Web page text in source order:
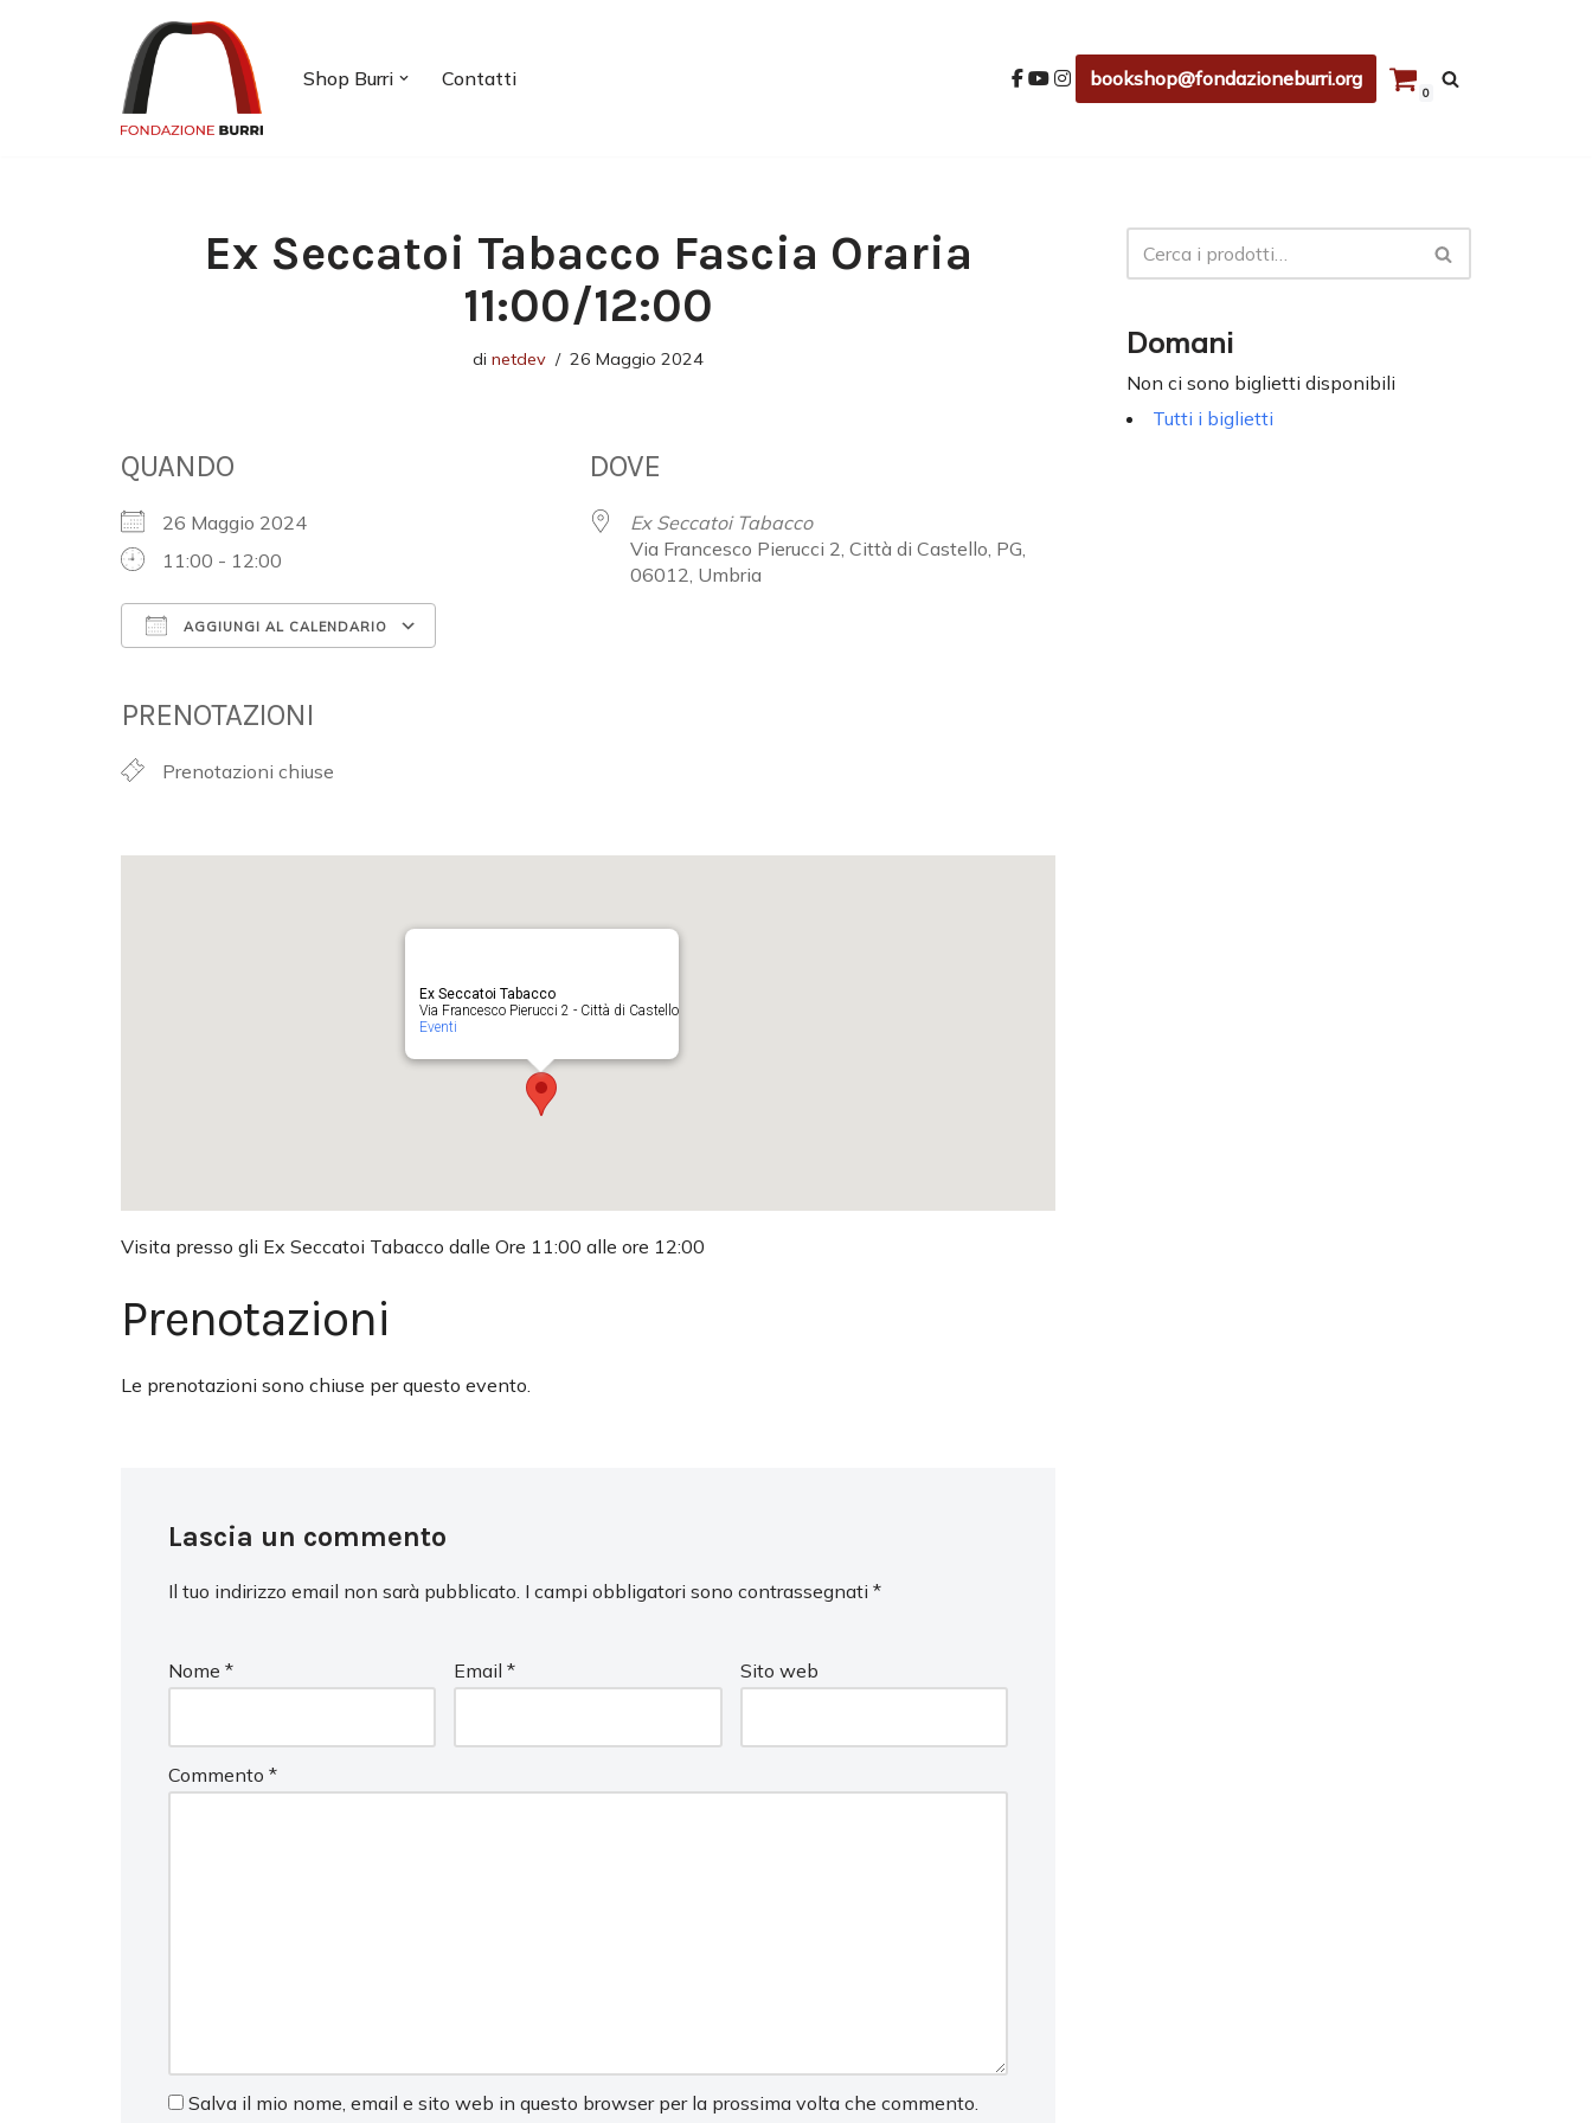
Shop Burri Contatti bookshop@fondazioneburri.org
0
Ex Seccatoi Tabacco Fascia Oraria
11:00/12:00
di netdev 26 Maggio 2024
QUANDO
26 Maggio 2024
11:00 - 12:00
AGGIUNGI AL CALENDARIO
PRENOTAZIONI
Prenotazioni chiuse
DOVE
Ex Seccatoi Tabacco
Via Francesco Pierucci 2, Città di Castello, PG,
06012, Umbria
Ex Seccatoi Tabacco
Via Francesco Pierucci 2 - Città di Castello
Eventi
Visita presso gli Ex Seccatoi Tabacco dalle Ore 11:00 alle ore 12:00
Prenotazioni
Le prenotazioni sono chiuse per questo evento.
Lascia un commento
Il tuo indirizzo email non sarà pubblicato. I campi obbligatori sono contrassegnati *
Nome * Email* Sito web
Commento *
Salva il mio nome, email e sito web in questo browser per la prossima volta che commento.
Domani
Non ci sono biglietti disponibili
Tutti i biglietti